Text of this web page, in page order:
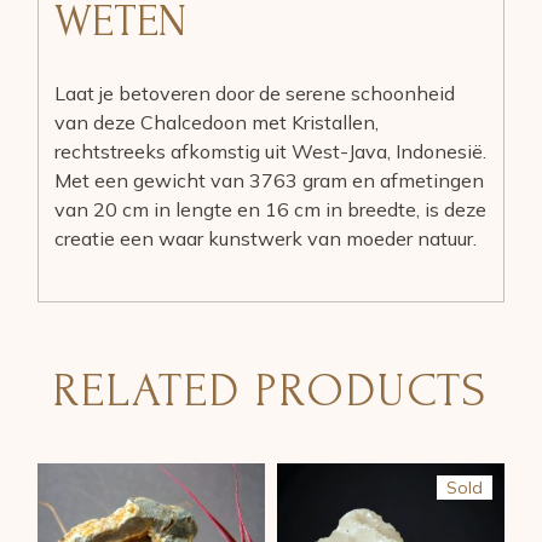
WETEN
Laat je betoveren door de serene schoonheid
van deze Chalcedoon met Kristallen,
rechtstreeks afkomstig uit West-Java, Indonesië.
Met een gewicht van 3763 gram en afmetingen
van 20 cm in lengte en 16 cm in breedte, is deze
creatie een waar kunstwerk van moeder natuur.
RELATED PRODUCTS
Sold